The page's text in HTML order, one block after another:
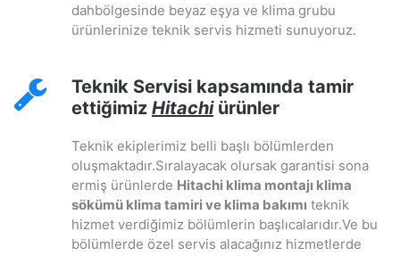
dahbölgesinde beyaz eşya ve klima grubu
ürünlerinize teknik servis hizmeti sunuyoruz.
Teknik Servisi kapsamında tamir
ettiğimiz Hitachiürünler
Teknik ekiplerimiz belli başlı bölümlerden
oluşmaktadır.Sıralayacak olursak garantisi sona
ermiş ürünlerde Hitachi klima montajı klima
sökümü klima tamiri ve klima bakımı teknik
hizmet verdiğimiz bölümlerin başlıcalarıdır.Ve bu
bölümlerde özel servis alacağınız hizmetlerde